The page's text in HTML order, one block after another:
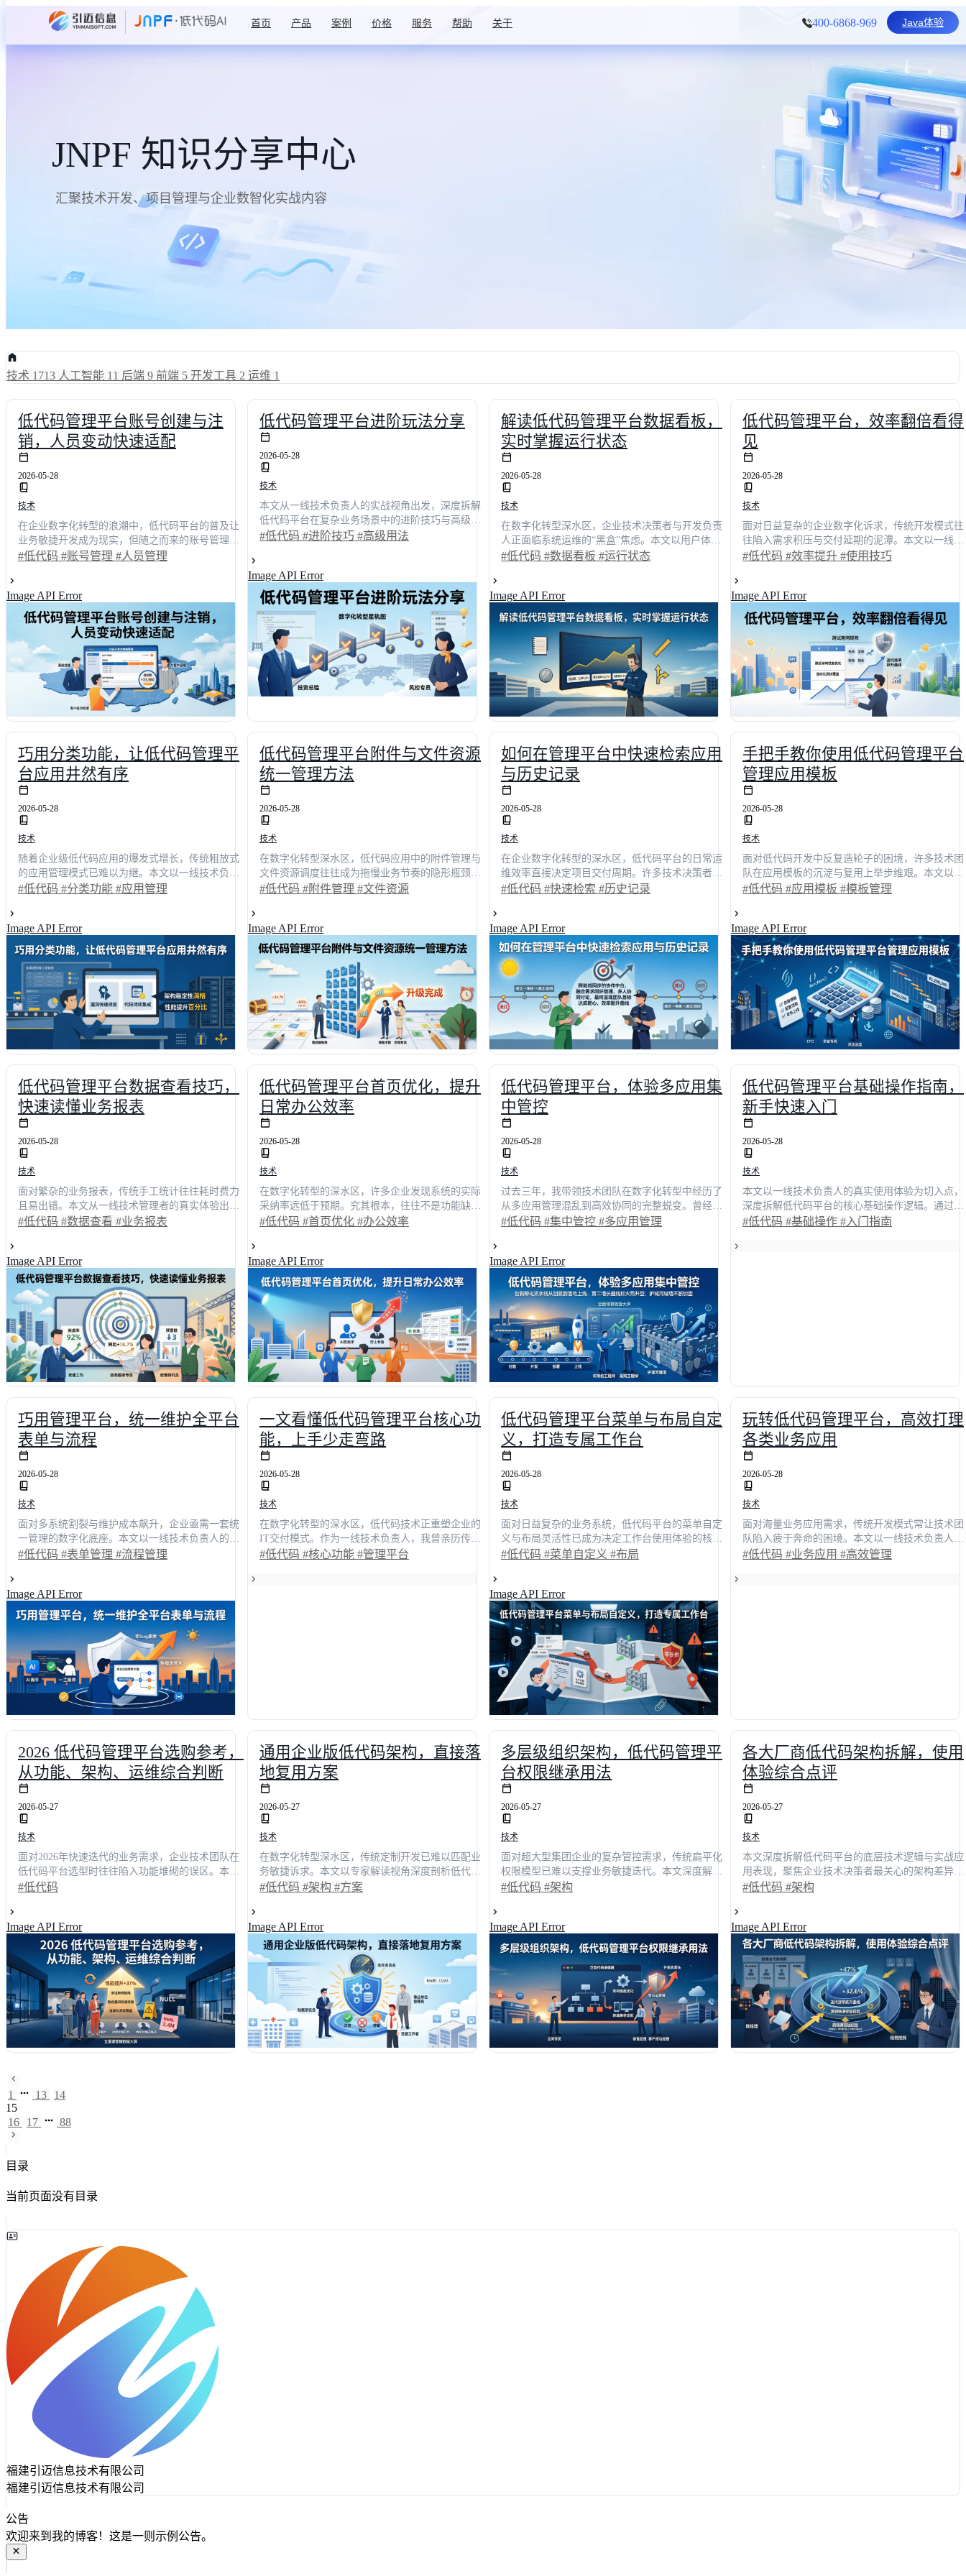
首页 产品 案例 价格 服务 帮助 关于 400-6868-969 Java体验
JNPF 知识分享中心
汇聚技术开发、项目管理与企业数智化实战内容
技术 1713 人工智能 11 后端 9 前端 5 开发工具 2 运维 1
低代码管理平台账号创建与注
销，人员变动快速适配
2026-05-28
技术
在企业数字化转型的浪潮中，低代码平台的普及让
业务敏捷开发成为现实，但随之而来的账号管理与
人员管理难题却常让IT团队疲于奔命。过去，员工
体验出发，深入剖析如何通过平台内置的自动化策
略实现权限秒级同步。数据显示，采用成熟方案
后，企业IT运维成本平均降低42%，权限配置效率
提升3倍。我们将通过具体场景还原，为您揭示如何
构建安全、高效的数字化人员流转体系。
#低代码 #账号管理 #人员管理
Image API Error
低代码管理平台进阶玩法分享
2026-05-28
技术
本文从一线技术负责人的实战视角出发，深度拆解
低代码平台在复杂业务场景中的进阶技巧与高级用
法。通过还原表单自动化、数据可视化及系统集成
仅提供可落地的配置策略与性能调优方案，更结合
行业调研数据对比主流厂商特性，为企业技术决策
者提供一份兼顾灵活性、安全性与扩展性的选型指
南，助力团队快速跨越数字化门槛。
#低代码 #进阶技巧 #高级用法
Image API Error
解读低代码管理平台数据看板，
实时掌握运行状态
2026-05-28
技术
在数字化转型深水区，企业技术决策者与开发负责
人正面临系统运维的“黑盒”焦虑。本文以用户体验
为核心视角，深度解析低代码平台的数据看板设计
排查时间缩短68%，跨部门协同效率提升42%。文章
不仅拆解了性能监控、负载分析与智能预警的核心
指标，更结合主流产品横向测评，为技术选型提供
可落地的参考路径。
#低代码 #数据看板 #运行状态
Image API Error
低代码管理平台，效率翻倍看得
见
2026-05-28
技术
面对日益复杂的企业数字化诉求，传统开发模式往
往陷入需求积压与交付延期的泥潭。本文以一线技
术负责人的真实视角，深度拆解低代码平台如何重
径与核心使用技巧。数据显示，合理应用该平台
后，企业平均交付周期可缩短62%，非技术人员也
能独立完成**80%**的内部应用搭建。无论你是技
术决策者还是团队管理者，都能从中获取可落地的
选型策略与效能优化方案，真正实现数字化转型的
降本增效。
#低代码 #效率提升 #使用技巧
Image API Error
巧用分类功能，让低代码管理平
台应用井然有序
2026-05-28
技术
随着企业级低代码应用的爆发式增长，传统粗放式
的应用管理模式已难以为继。本文以一线技术负责
人的真实使用体验为切入点，深入剖析分类功能在
案例，我们揭示了如何通过多维标签、自动化归类
与权限联动，将杂乱无章的数字资产转化为井井有
条的业务引擎。数据显示，合理运用该机制可使团
队日常维护成本降低42%，跨部门协作效率提升近3
倍。无论你是正在面临选型困境的技术决策者，还
是渴望优化研发流程的团队负责人，本文都将为你
提供一套可落地的数字化治理方案。
#低代码 #分类功能 #应用管理
Image API Error
低代码管理平台附件与文件资源
统一管理方法
2026-05-28
技术
在数字化转型深水区，低代码应用中的附件管理与
文件资源调度往往成为拖慢业务节奏的隐形瓶颈。
过去，我们的开发团队常因多端上传、权限混乱和
效率提升了42%，检索耗时压缩至3秒以内。本文以
一线技术负责人的实战视角，拆解从痛点破局到架
构落地的完整路径，并横向对比主流方案，助您快
速搭建高可用、易扩展的企业级文件管理体系。
#低代码 #附件管理 #文件资源
Image API Error
如何在管理平台中快速检索应用
与历史记录
2026-05-28
技术
在企业数字化转型的深水区，低代码平台的日常运
维效率直接决定项目交付周期。许多技术决策者曾
面临应用堆积如山、历史记录散落在各处的窘境，
信息孤岛。结合真实业务场景与底层架构逻辑，我
们展示了检索效率提升超60%的优化路径，并为技
术选型人员提供主流平台的横向测评数据，助力企
业构建高效、可追溯的数字化底座。
#低代码 #快速检索 #历史记录
Image API Error
手把手教你使用低代码管理平台
管理应用模板
2026-05-28
技术
面对低代码开发中反复造轮子的困境，许多技术团
队在应用模板的沉淀与复用上举步维艰。本文以一
线开发者视角，深度拆解模板管理的全链路实操路
付周期缩短65%。文末附主流平台横向测评，助你
精准选型，让技术资产真正转化为生产力，彻底告
别手工维护的泥潭，实现高效协同。
#低代码 #应用模板 #模板管理
Image API Error
低代码管理平台数据查看技巧，
快速读懂业务报表
2026-05-28
技术
面对繁杂的业务报表，传统手工统计往往耗时费力
且易出错。本文从一线技术管理者的真实体验出
发，深度拆解低代码环境下的数据查看核心技巧。
生成周期缩短**65%**以上。结合主流平台横向对
比与真实落地案例，为技术决策者提供一套可复制
的高效看数方法论，助力企业真正实现从“被动看
数”到“主动用数”的数字化转型跨越。
#低代码 #数据查看 #业务报表
Image API Error
低代码管理平台首页优化，提升
日常办公效率
2026-05-28
技术
在数字化转型的深水区，许多企业发现系统的实际
采纳率远低于预期。究其根本，往往不是功能缺
失，而是缺乏科学的低代码应用策略与精细的首页
用户视角出发，深入剖析交互设计对日常作业的影
响，结合真实场景还原与多维度数据对比，揭示传
统工作台的隐性损耗，并提供可复用的页面重构方
法论。帮助技术决策者精准选型，让数字化工具真
正赋能团队，实现日均操作耗时缩减近半的目标。
#低代码 #首页优化 #办公效率
Image API Error
低代码管理平台，体验多应用集
中管控
2026-05-28
技术
过去三年，我带领技术团队在数字化转型中经历了
从多应用管理混乱到高效协同的完整蜕变。曾经，
分散的系统导致审批断点、数据孤岛频发，每次跨
短至2天，整体研发效率提升68%。本文将结合一线
实战场景，深度拆解如何通过统一工作台打通权
限、流程与数据资产，并为技术决策者提供客观的
平台选型参考，助您避开架构陷阱，快速构建敏捷
型数字基座。
#低代码 #集中管控 #多应用管理
Image API Error
低代码管理平台基础操作指南，
新手快速入门
2026-05-28
技术
本文以一线技术负责人的真实使用体验为切入点，
深度拆解低代码平台的核心基础操作逻辑。通过对
比传统开发模式，量化展示应用构建效率提升40%
#低代码 #基础操作 #入门指南
巧用管理平台，统一维护全平台
表单与流程
2026-05-28
技术
面对多系统割裂与维护成本飙升，企业亟需一套统
一管理的数字化底座。本文以一线技术负责人的真
实视角，深度剖析传统模式下表单管理与流程管理
比，量化呈现部署周期缩短68%、跨部门协作效率
提升**42%**的核心收益，为技术决策者提供一份
兼顾体验与效能的选型指南。
#低代码 #表单管理 #流程管理
Image API Error
一文看懂低代码管理平台核心功
能，上手少走弯路
2026-05-28
技术
在数字化转型的深水区，低代码技术正重塑企业的
IT交付模式。作为一线技术负责人，我曾亲历传统
开发周期长、维护成本高的阵痛。本文从用户体验
#低代码 #核心功能 #管理平台
低代码管理平台菜单与布局自定
义，打造专属工作台
2026-05-28
技术
面对日益复杂的业务系统，低代码平台的菜单自定
义与布局灵活性已成为决定工作台使用体验的核心
指标。本文从一线技术负责人的实战视角出发，深
改造案例与行业数据，揭示菜单自定义与灵活布局
如何助力团队操作效率提升42%，并为您提供主流
低代码方案的客观对比与选型指南，助您快速构建
契合业务节奏的专属数字化中枢。
#低代码 #菜单自定义 #布局
Image API Error
玩转低代码管理平台，高效打理
各类业务应用
2026-05-28
技术
面对海量业务应用需求，传统开发模式常让技术团
队陷入疲于奔命的困境。本文以一线技术负责人的
真实使用体验为切入点，深度解析如何通过低代码
#低代码 #业务应用 #高效管理
2026 低代码管理平台选购参考，
从功能、架构、运维综合判断
2026-05-27
技术
面对2026年快速迭代的业务需求，企业技术团队在
低代码平台选型时往往陷入功能堆砌的误区。本文
以一线开发者视角切入，深度剖析功能易用性、架
开发转型的效率跃迁路径。文中涵盖明道云、简道
云、钉钉宜搭等主流方案实测表现，并给出JNPF等
优质工具的落地建议。掌握本文方法论，可助您缩
短60%以上的选型周期，打造真正贴合业务的高效
能数字化基座，让技术真正服务于业务增长。
#低代码
Image API Error
通用企业版低代码架构，直接落
地复用方案
2026-05-27
技术
在数字化转型深水区，传统定制开发已难以匹配业
务敏捷诉求。本文以专家解读视角深度剖析低代码
架构的底层逻辑与工程实践，揭示如何通过元数据
部署周期压缩至4小时内。全文提供可落地的技术选
型框架与效能评估模型，助力技术决策者构建高可
用、易扩展的企业级应用底座。
#低代码 #架构 #方案
Image API Error
多层级组织架构，低代码管理平
台权限继承用法
2026-05-27
技术
面对超大型集团企业的复杂管控需求，传统扁平化
权限模型已难以支撑业务敏捷迭代。本文深度解析
低代码平台的权限继承机制，揭示如何通过父子节
案例，为技术决策者提供一套可落地的多层级权限
治理方案，助力企业构建安全、灵活且符合等保要
求的数字化底座。
#低代码 #架构
Image API Error
各大厂商低代码架构拆解，使用
体验综合点评
2026-05-27
技术
本文深度拆解低代码平台的底层技术逻辑与实战应
用表现，聚焦企业技术决策者最关心的架构差异、
代码平衡、数据建模、性能优化、部署成本及生态
合真实项目数据与场景案例，揭示各平台在企业级
低代码开发中的优劣边界。阅读后，您将掌握精准
选型方法论，助力团队实现**37.8%**的交付效率
升，规避技术债风险，快速构建高可用数字化底
座。
#低代码 #架构
Image API Error
1 13
14
15
16
17 88
目录
当前页面没有目录
福建引迈信息技术有限公司
福建引迈信息技术有限公司
公告
欢迎来到我的博客！这是一则示例公告。